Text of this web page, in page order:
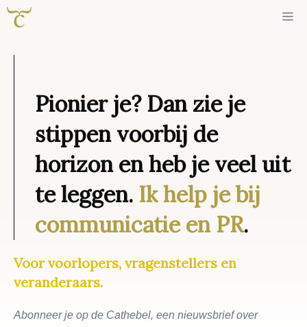
Ga
naar
Pionier je? Dan zie je
stippen voorbij de
horizon en heb je veel uit
te leggen. Ik help je bij
communicatie en PR.
Voor voorlopers, vragenstellers en
veranderaars.
Abonneer je op de Cathebel, een nieuwsbrief over